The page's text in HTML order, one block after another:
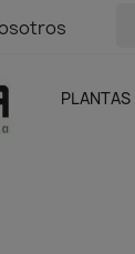
PLANTAS